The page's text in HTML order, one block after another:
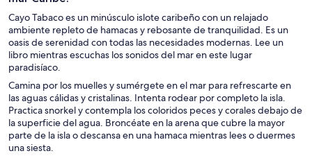
Cayo Tabaco es un minúsculo islote caribeño con un relajado
ambiente repleto de hamacas y rebosante de tranquilidad. Es un
oasis de serenidad con todas las necesidades modernas. Lee un
libro mientras escuchas los sonidos del mar en este lugar
paradisíaco.
Camina por los muelles y sumérgete en el mar para refrescarte en
las aguas cálidas y cristalinas. Intenta rodear por completo la isla.
Practica snorkel y contempla los coloridos peces y corales debajo de
la superficie del agua. Broncéate en la arena que cubre la mayor
parte de la isla o descansa en una hamaca mientras lees o duermes
una siesta.